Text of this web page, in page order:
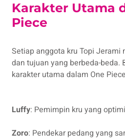
Karakter Utama
Piece
Setiap anggota kru Topi
dan tujuan yang berbeda-beda.
karakter utama dalam One
Luffy: Pemimpin kru yang
Zoro: Pendekar pedang yang